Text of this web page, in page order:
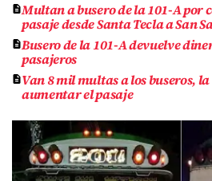
Multan a busero de la 101-A por
pasaje desde Santa Tecla a San
Busero de la 101-A devuelve
pasajeros
Van 8 mil multas a los buseros,
aumentar el pasaje